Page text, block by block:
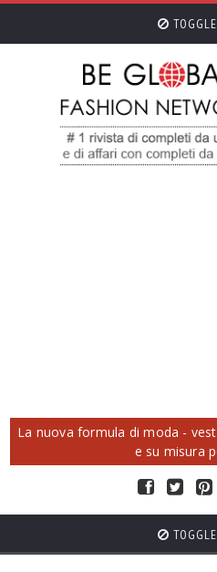
La nuova formula di moda -
e su misura